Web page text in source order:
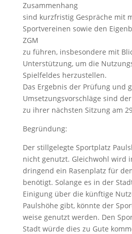
Zusammenhang
sind kurzfristig Gespräche mit
Sportvereinen sowie den
ZGM
zu führen, insbesondere mit
Unterstützung, um die
Spielfeldes herzustellen.
Das Ergebnis der Prüfung und
Umsetzungsvorschläge sind
zu ihrer nächsten Sitzung am
Begründung:
Der stillgelegte Sportplatz
nicht genutzt. Gleichwohl wird
dringend ein Rasenplatz für
benötigt. Solange es in der
Einigung über die künftige
Paulshöhe gibt, könnte der
weise genutzt werden. Den
Stadt würde dies zu Gute